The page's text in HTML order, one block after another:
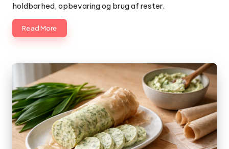
holdbarhed, opbevaring og brug af rester.
Read More